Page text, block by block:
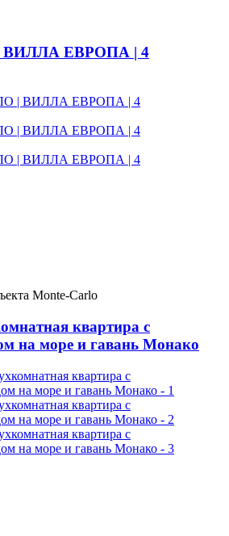
ЕВРОПА | 4
Monte-Carlo
квартира с
на море и гавань Монако